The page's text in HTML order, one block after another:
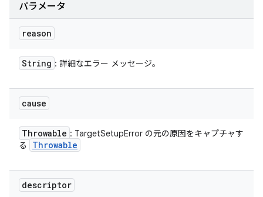
パラメータ
reason
String : 詳細なエラー メッセージ。
cause
Throwable : TargetSetupError の元の原因をキャプチャす
る
Throwable
descriptor